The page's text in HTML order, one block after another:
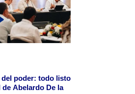
poder: todo listo
Abelardo De la